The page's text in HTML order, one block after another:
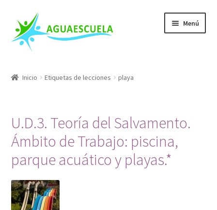
la
navegación
al
contenido
Menú
Conócenos
Blog
FAQs
Inicio Etiquetas de lecciones playa
U.D.3. Teoría del Salvamento.
Ámbito de Trabajo: piscina,
parque acuático y playas.*